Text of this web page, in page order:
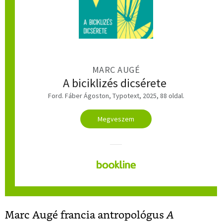
MARC AUGÉ
A biciklizés dicsérete
Ford. Fáber Ágoston, Typotext, 2025, 88 oldal.
Megveszem
Marc Augé francia antropológus A